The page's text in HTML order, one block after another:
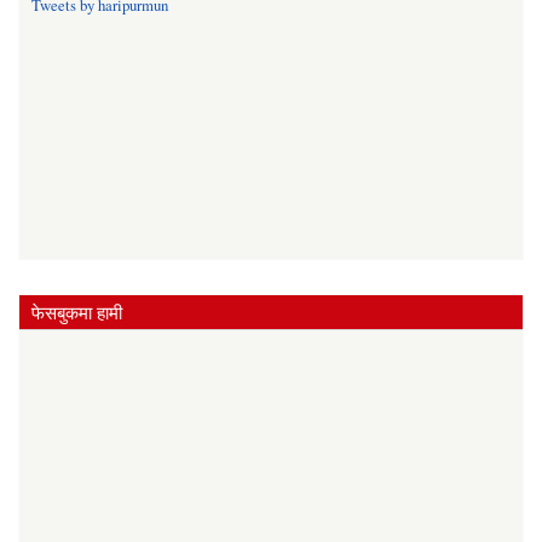
Tweets by haripurmun
फेसबुकमा हामी